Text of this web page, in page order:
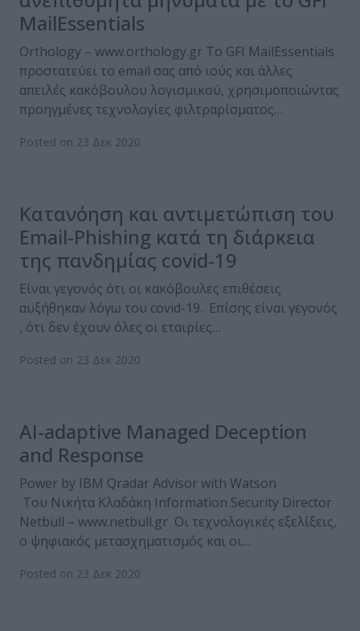
MailEssentials
Orthology – www.orthology.gr Το GFI MailEssentials
προστατεύει το email σας από ιούς και άλλες
απειλές κακόβουλου λογισμικού, χρησιμοποιώντας
προηγμένες τεχνολογίες φιλτραρίσματος…
Posted on 23 Δεκ 2020
Κατανόηση και αντιμετώπιση του
Email-Phishing κατά τη διάρκεια
της πανδημίας covid-19
Είναι γεγονός ότι οι κακόβουλες επιθέσεις
αυξήθηκαν λόγω του covid-19. Επίσης είναι γεγονός
, ότι δεν έχουν όλες οι εταιρίες…
Posted on 23 Δεκ 2020
AI-adaptive Managed Deception
and Response
Power by IBM Qradar Advisor with Watson
Του Νικήτα Κλαδάκη Information Security Director
Netbull – www.netbull.gr Οι τεχνολογικές εξελίξεις,
o ψηφιακός μετασχηματισμός και οι…
Posted on 23 Δεκ 2020